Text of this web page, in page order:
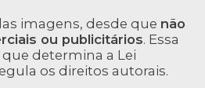
imagens, desde que não
ou publicitários. Essa
determina a Lei
os direitos autorais.